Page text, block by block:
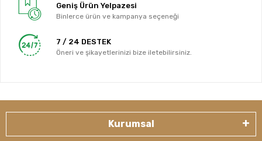
Geniş Ürün Yelpazesi
Binlerce ürün ve kampanya seçeneği
7 / 24 DESTEK
Öneri ve şikayetlerinizi bize iletebilirsiniz.
Kurumsal